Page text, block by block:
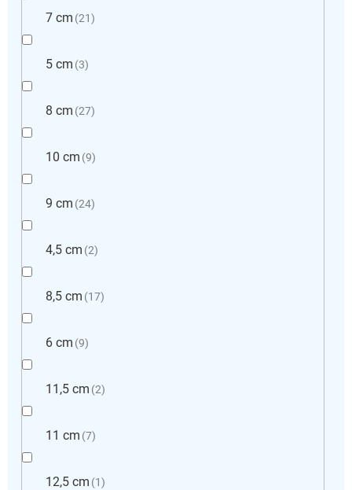
7 cm 21
5 cm 3
8 cm 27
10 cm 9
9 cm 24
4,5 cm 2
8,5 cm 17
6 cm 9
11,5 cm 2
11 cm 7
12,5 cm 1